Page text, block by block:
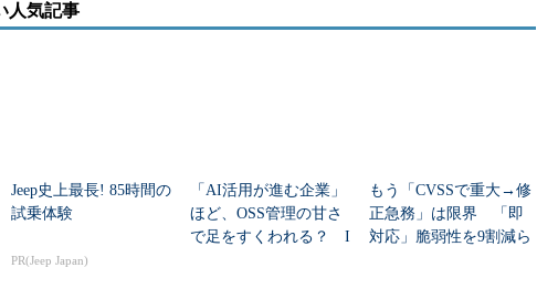
人気記事
Jeep史上最長! 85時間の
試乗体験
PR(Jeep Japan)
「AI活用が進む企業」
ほど、OSS管理の甘さ
で足をすくわれる？ I
もう「CVSSで重大→修
正急務」は限界 「即
対応」脆弱性を9割減ら